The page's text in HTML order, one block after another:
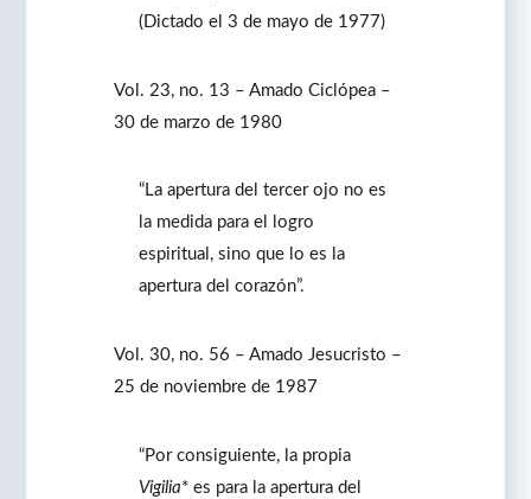
(Dictado el 3 de mayo de 1977)
Vol. 23, no. 13 – Amado Ciclópea –
30 de marzo de 1980
“La apertura del tercer ojo no es
la medida para el logro
espiritual, sino que lo es la
apertura del corazón”.
Vol. 30, no. 56 – Amado Jesucristo –
25 de noviembre de 1987
“Por consiguiente, la propia
Vigilia* es para la apertura del